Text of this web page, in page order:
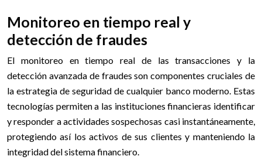
Monitoreo en tiempo real y
detección de fraudes
El monitoreo en tiempo real de las transacciones y la
detección avanzada de fraudes son componentes cruciales de
la estrategia de seguridad de cualquier banco moderno. Estas
tecnologías permiten a las instituciones financieras identificar
y responder a actividades sospechosas casi instantáneamente,
protegiendo así los activos de sus clientes y manteniendo la
integridad del sistema financiero.